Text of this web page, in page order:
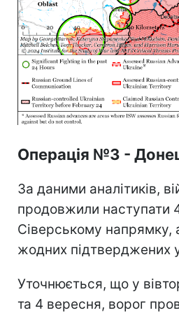
Операція №3 -
За даними аналітиків,
продовжили наступати
Сіверському напрямку,
жодних підтверджених
Уточнюється, що у
та 4 вересня, ворог